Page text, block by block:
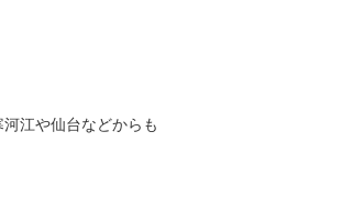
江や仙台などからも